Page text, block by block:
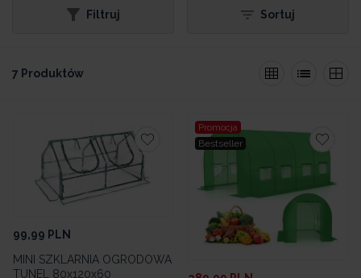
Filtruj Sortuj
7 Produktów
99,99 PLN
MINI SZKLARNIA OGRODOWA
TUNEL 80x120x60
Promocja
Bestseller